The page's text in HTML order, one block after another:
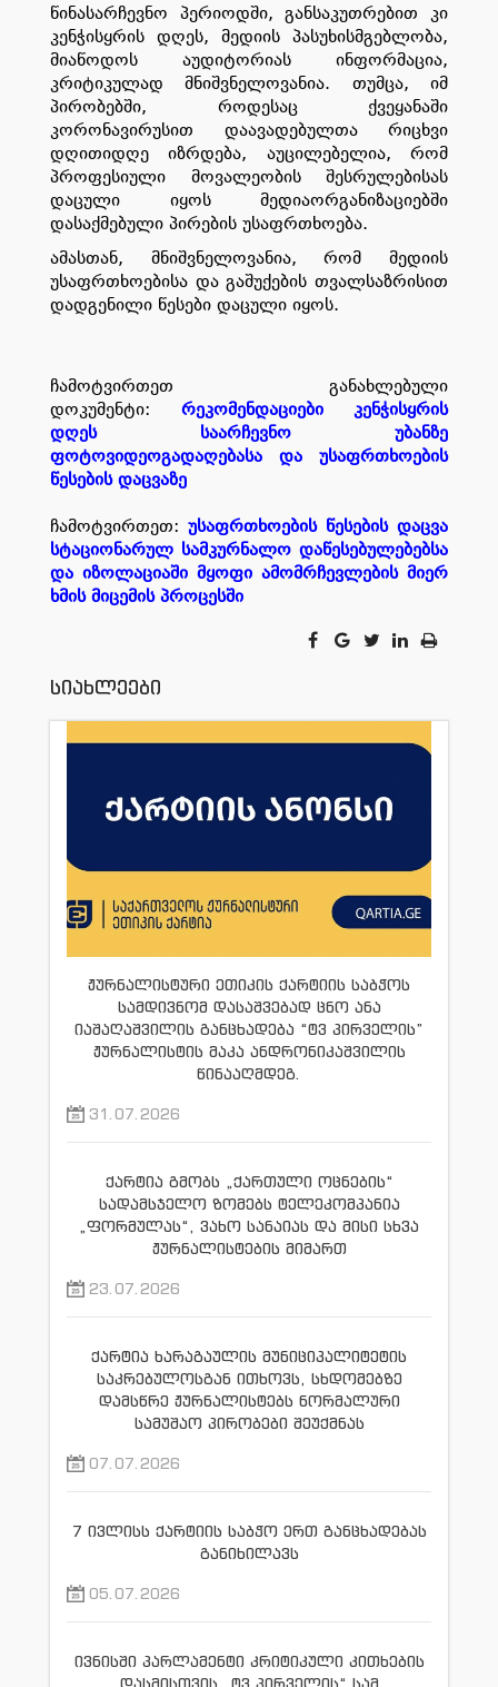
წინასარჩევნო პერიოდში, განსაკუთრებით კი
კენჭისყრის დღეს, მედიის პასუხისმგებლობა,
მიაწოდოს აუდიტორიას ინფორმაცია,
კრიტიკულად მნიშვნელოვანია. თუმცა,იმ
პირობებში, როდესაც ქვეყანაში
კორონავირუსით დაავადებულთა რიცხვი
დღითიდღე იზრდება, აუცილებელია, რომ
პროფესიული მოვალეობის შესრულებისას
დაცული იყოს მედიაორგანიზაციებში
დასაქმებული პირების უსაფრთხოება.
ამასთან, მნიშვნელოვანია, რომ მედიის
უსაფრთხოებისა და გაშუქების თვალსაზრისით
დადგენილი წესები დაცული იყოს.
ჩამოტვირთეთ განახლებული
დოკუმენტი: რეკომენდაციები კენჭისყრის
დღეს საარჩევნო უბანზე
ფოტოვიდეოგადაღებასა და უსაფრთხოების
წესების დაცვაზე
ჩამოტვირთეთ: უსაფრთხოების წესების დაცვა
სტაციონარულ სამკურნალო დაწესებულებებსა
და იზოლაციაში მყოფი ამომრჩევლების მიერ
ხმის მიცემის პროცესში
სიახლეები
ჟურნალისტური ეთიკის ქარტიის საბჭოს
სამდივნომ დასაშვებად ცნო ანა
იაშაღაშვილის განცხადება “ტვ პირველის”
ჟურნალისტის მაკა ანდრონიკაშვილის
წინააღმდეგ.
31.07.2026
ქარტია გმობს „ქართული ოცნების“
სადამსჯელო ზომებს ტელეკომპანია
„ფორმულას“, ვახო სანაიას და მისი სხვა
ჟურნალისტების მიმართ
23.07.2026
ქარტია ხარაგაულის მუნიციპალიტეტის
საკრებულოსგან ითხოვს, სხდომებზე
დამსწრე ჟურნალისტებს ნორმალური
სამუშაო პირობები შეუქმნას
07.07.2026
7 ივლისს ქარტიის საბჭო ერთ განცხადებას
განიხილავს
05.07.2026
ივნისში პარლამენტი კრიტიკული კითხების
დასმისთვის „ტვ პირველის“ სამ